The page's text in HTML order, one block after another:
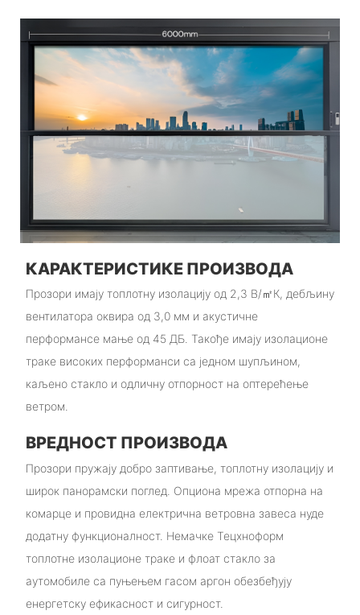
КАРАКТЕРИСТИКЕ ПРОИЗВОДА
Прозори имају топлотну изолацију од 2,3 В/㎡К, дебљину
вентилатора оквира од 3,0 мм и акустичне
перформансе мање од 45 ДБ. Такође имају изолационе
траке високих перформанси са једном шупљином,
каљено стакло и одличну отпорност на оптерећење
ветром.
ВРЕДНОСТ ПРОИЗВОДА
Прозори пружају добро заптивање, топлотну изолацију и
широк панорамски поглед. Опциона мрежа отпорна на
комарце и провидна електрична ветровна завеса нуде
додатну функционалност. Немачке Тецхноформ
топлотне изолационе траке и флоат стакло за
аутомобиле са пуњењем гасом аргон обезбеђују
енергетску ефикасност и сигурност.